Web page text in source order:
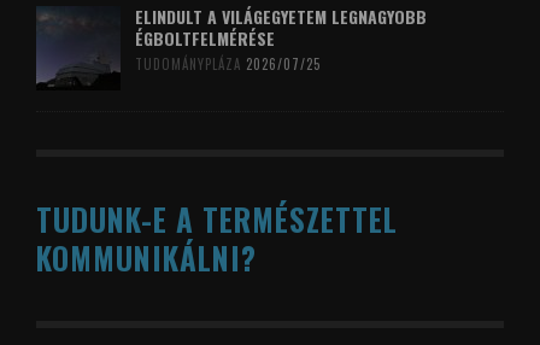
ELINDULT A VILÁGEGYETEM LEGNAGYOBB
ÉGBOLTFELMÉRÉSE
TUDOMÁNYPLÁZA 2026/07/25
TUDUNK-E A TERMÉSZETTEL
KOMMUNIKÁLNI?